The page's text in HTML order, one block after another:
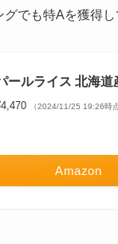
でも特Aを獲得
ールライス 北海
（2024/11/25 19:26時
Amazon